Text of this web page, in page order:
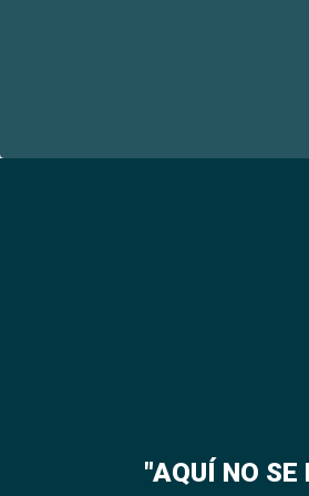
"AQUÍ NO SE